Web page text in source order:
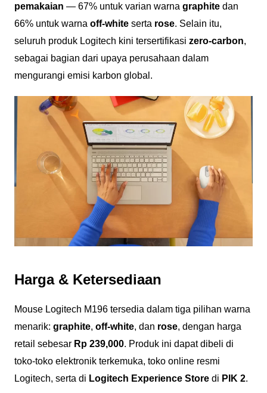
pemakaian — 67% untuk varian warna graphitedan
66% untuk warna off-whiteserta rose. Selain itu,
seluruh produk Logitech kini tersertifikasi zero-carbon,
sebagai bagian dari upaya perusahaan dalam
mengurangi emisi karbon global.
Harga & Ketersediaan
Mouse Logitech M196 tersedia dalam tiga pilihan warna
menarik: graphite, off-white, dan rose, dengan harga
retail sebesar Rp 239,000. Produk ini dapat dibeli di
toko-toko elektronik terkemuka, toko online resmi
Logitech, serta di Logitech Experience Storedi PIK 2.